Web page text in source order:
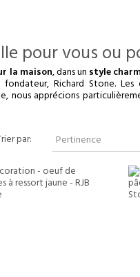
la maison, dans un style
Richard Stone.
nous apprécions
par:
Pertinence